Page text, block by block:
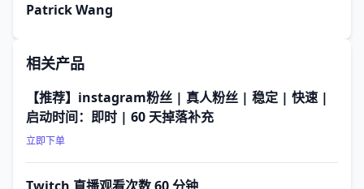
Patrick Wang
相关产品
【推荐】instagram粉丝 | 真人粉丝 | 稳定 | 快速 |
启动时间：即时 | 60 天掉落补充
立即下单